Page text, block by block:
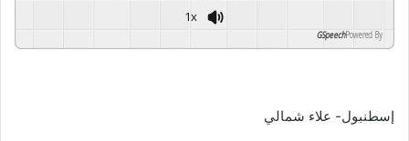
1x
Powered By
GSpeech
إسطنبول- علاء شمالي